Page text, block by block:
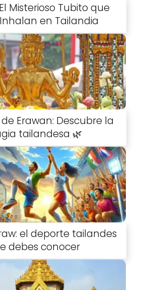
Misterioso Tubito que
en Tailandia
Erawan: Descubre la
tailandesa 🌿
el deporte tailandes
debes conocer